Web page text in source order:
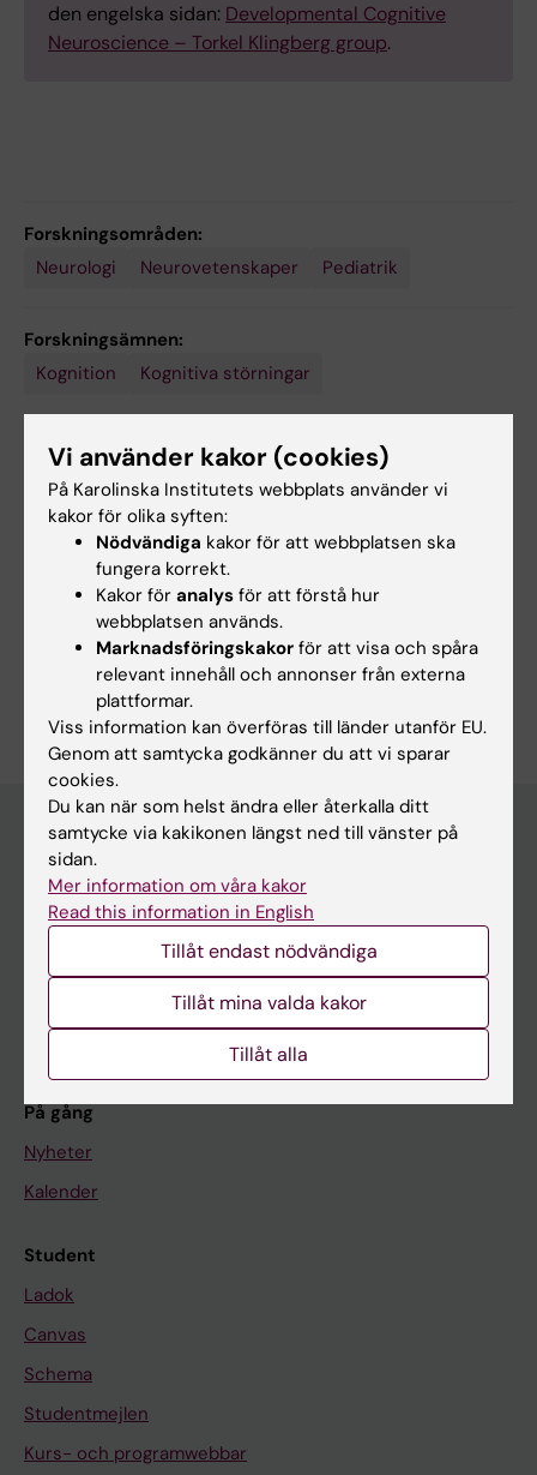
den engelska sidan: Developmental Cognitive
Neuroscience – Torkel Klingberg group.
Forskningsområden:
Neurologi
Neurovetenskaper Pediatrik
Forskningsämnen:
Kognition
Kognitiva störningar
Innehållsgranskare:
Torkel Klingberg
Redaktör:Charlotte Brandt
Sidan uppdaterad: 2026-08-02
Huvudmeny
Utbildning
Forskarutbildning
Om KI
På gång
Nyheter
Kalender
Student
Ladok
Canvas
Schema
Studentmejlen
Kurs- och programwebbar
Vi använder kakor (cookies)
På Karolinska Institutets webbplats använder vi
kakor för olika syften:
Nödvändiga kakor för att webbplatsen ska
fungera korrekt.
Kakor för analys för att förstå hur
webbplatsen används.
Marknadsföringskakor för att visa och spåra
relevant innehåll och annonser från externa
plattformar.
Viss information kan överföras till länder utanför EU.
Genom att samtycka godkänner du att vi sparar
cookies.
Du kan när som helst ändra eller återkalla ditt
samtycke via kakikonen längst ned till vänster på
sidan.
Mer information om våra kakor
Read this information in English
Tillåt endast nödvändiga
Tillåt mina valda kakor
Tillåt alla